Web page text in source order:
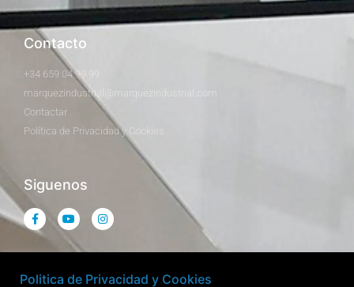
Contacto
+34 659 04 99 99
marquezindustrial@marquezindustrial.com
Contactar
Política de Privacidad y Cookies
Siguenos
Politica de Privacidad y Cookies